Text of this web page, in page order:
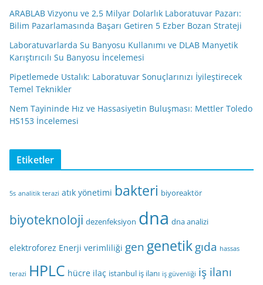
ARABLAB Vizyonu ve 2,5 Milyar Dolarlık Laboratuvar Pazarı:
Bilim Pazarlamasında Başarı Getiren 5 Ezber Bozan Strateji
Laboratuvarlarda Su Banyosu Kullanımı ve DLAB Manyetik
Karıştırıcılı Su Banyosu İncelemesi
Pipetlemede Ustalık: Laboratuvar Sonuçlarınızı İyileştirecek
Temel Teknikler
Nem Tayininde Hız ve Hassasiyetin Buluşması: Mettler Toledo
HS153 İncelemesi
Etiketler
5s analitik terazi atık yönetimi bakteri biyoreaktör
biyoteknoloji dezenfeksiyon dna dna analizi
elektroforez Enerji verimliliği gen genetikgıda hassas
terazi HPLC hücre ilaç istanbul iş ilanı iş güvenliği iş ilanı